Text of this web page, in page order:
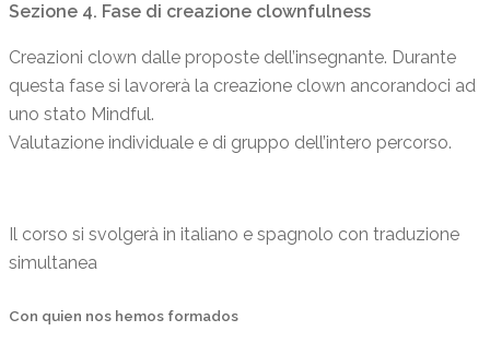
Sezione 4. Fase di creazione clownfulness
Creazioni clown dalle proposte dell’insegnante. Durante
questa fase si lavorerà la creazione clown ancorandoci ad
uno stato Mindful.
Valutazione individuale e di gruppo dell’intero percorso.
Il corso si svolgerà in italiano e spagnolo con traduzione
simultanea
Con quien nos hemos formados